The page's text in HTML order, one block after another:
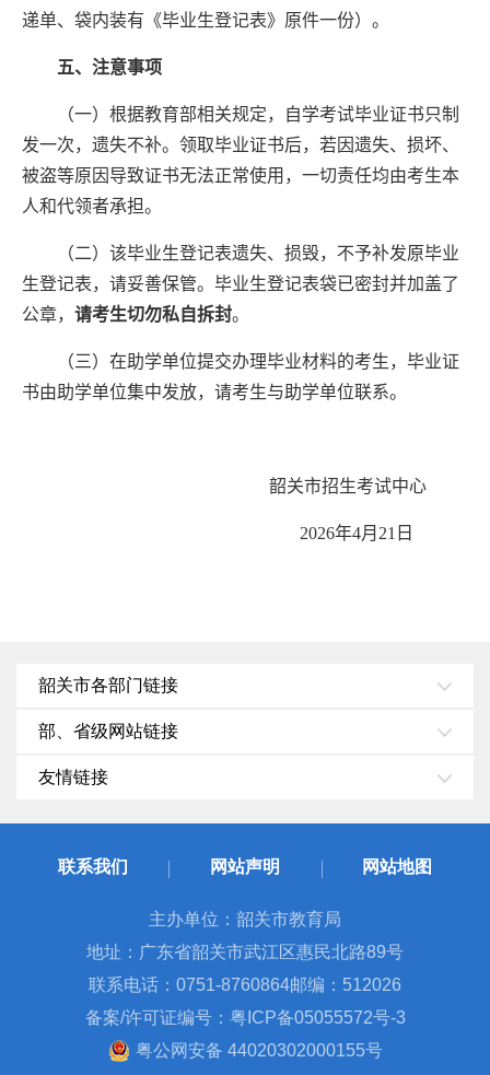
递单、 袋内装有 《毕业生登记表》原件一份）。
五、注意事项
（一） 根据教育部相关规定，自学考试毕业证书只制
发一次，遗失不补。领取毕业证书后，若因遗失、损坏、
被盗等原因导致证书无法正常使用 ，一切责任均由考生本
人和代领者承担。
（二）该毕业生登记表遗失、损毁，不予补发原毕业
生登记表，请妥善保管。毕业生登记表袋已密封并加盖了
公章， 请考生切勿私自拆封。
（三）在助学单位提交办理毕业材料的考生，毕业证
书由助学单位集中发放，请考生与助学单位联系。
韶关市招生考试中心
2026年4月 21 日
韶关市各部门链接
部、省级网站链接
友情链接
联系我们 网站声明 网站地图
主办单位：韶关市教育局
地址：广东省韶关市武江区惠民北路89号
联系电话：0751-8760864邮编：512026
备案/许可证编号：粤ICP备05055572号-3
粤公网安备 44020302000155号